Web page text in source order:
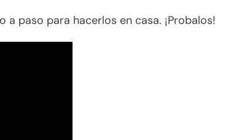
paso para hacerlos en casa. ¡Probalos!